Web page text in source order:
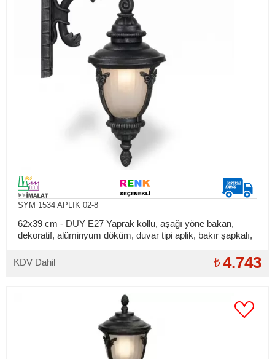
SYM 1534 APLIK 02-8
62x39 cm - DUY E27 Yaprak kollu, aşağı yöne bakan,
dekoratif, alüminyum döküm, duvar tipi aplik, bakır şapkalı,
KDV Dahil
4.743